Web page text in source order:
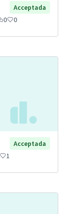
Acceptada
0 0
Acceptada
1